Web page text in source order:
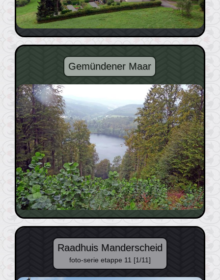
Gemündener Maar
Raadhuis Manderscheid
foto-serie etappe 11 [1/11]